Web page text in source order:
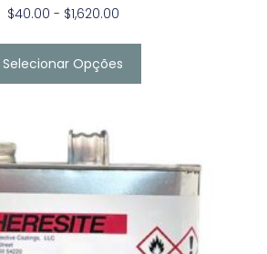
$40.00 - $1,620.00
Selecionar Opções